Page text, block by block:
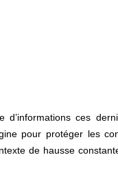
ces
pour protéger les
de hausse